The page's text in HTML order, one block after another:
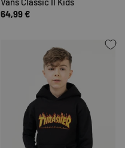
64,99 €